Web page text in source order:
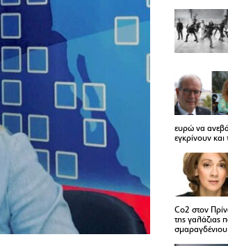
ευρώ να
εγκρίνουν
Co2 στον
της γαλάζιας